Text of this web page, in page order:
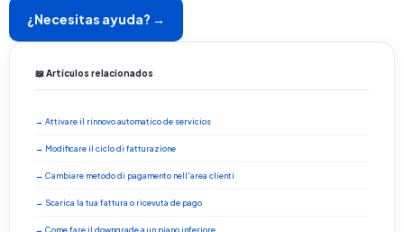
¿Necesitas ayuda? →
📖 Artículos relacionados
→ Attivare il rinnovo automatico de servicios
→ Modificare il ciclo di fatturazione
→ Cambiare metodo di pagamento nell'area clienti
→ Scarica la tua fattura o ricevuta de pago
→ Come fare il downgrade a un piano inferiore